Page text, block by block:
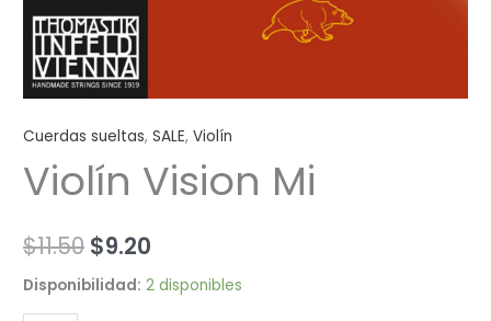
Cuerdas sueltas,SALE,Violín
Violín Vision Mi
$11.50 $9.20
Disponibilidad: 2 disponibles